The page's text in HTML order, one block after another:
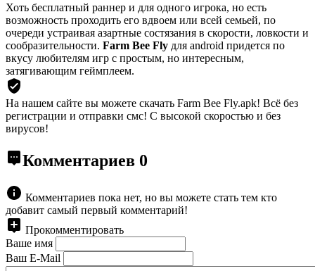
Хоть бесплатный раннер и для одного игрока, но есть
возможность проходить его вдвоем или всей семьей, по
очереди устраивая азартные состязания в скорости, ловкости и
сообразительности. Farm Bee Fly для android придется по
вкусу любителям игр с простым, но интересным,
затягивающим геймплеем.
На нашем сайте вы можете скачать Farm Bee Fly.apk! Всё без
регистрации и отправки смс! С высокой скоростью и без
вирусов!
Комментариев 0
Комментариев пока нет, но вы можете стать тем кто
добавит самый первый комментарий!
Прокомментировать
Ваше имя
Ваш E-Mail